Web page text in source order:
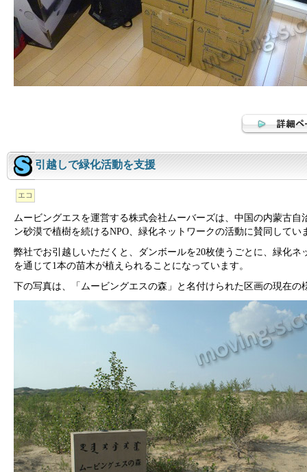
引越しで緑化活動を支援
エコ
ムービングエスを運営する株式会社ムーバーズは、中国の内蒙古自
ン砂漠で植樹を続けるNPO、緑化ネットワークの活動に賛同してい
弊社でお引越しいただくと、ダンボールを20枚使うごとに、緑化ネ
を通じて1本の苗木が植えられることになっています。
下の写真は、「ムービングエスの森」と名付けられた区画の現在の